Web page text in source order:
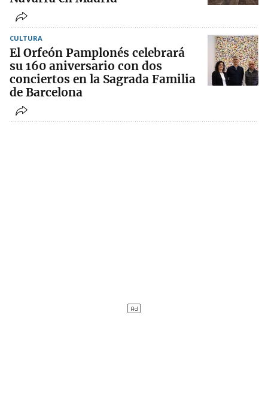
CULTURA
El Orfeón Pamplonés celebrará
su 160 aniversario con dos
conciertos en la Sagrada Familia
de Barcelona